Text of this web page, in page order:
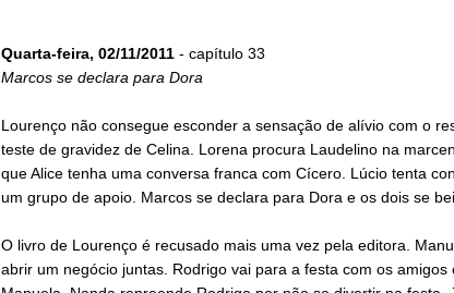
Quarta-feira, 02/11/2011- capítulo 33
Marcos se declara para Dora
Lourenço não consegue esconder a sensação de alívio com o
teste de gravidez de Celina. Lorena procura Laudelino na
que Alice tenha uma conversa franca com Cícero. Lúcio tenta
um grupo de apoio. Marcos se declara para Dora e os dois se
O livro de Lourenço é recusado mais uma vez pela editora.
abrir um negócio juntas. Rodrigo vai para a festa com os amigos